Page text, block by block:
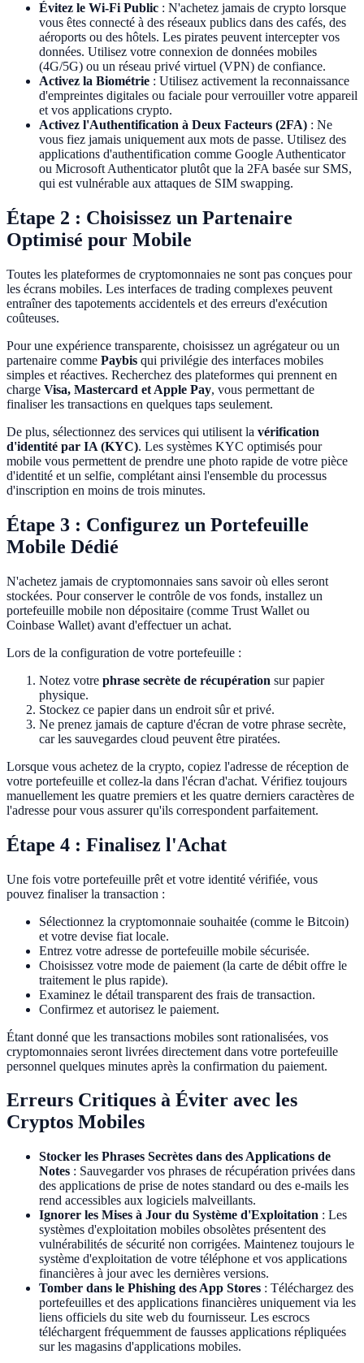
Évitez le Wi-Fi Public : N'achetez jamais de crypto lorsque
vous êtes connecté à des réseaux publics dans des cafés, des
aéroports ou des hôtels. Les pirates peuvent intercepter vos
données. Utilisez votre connexion de données mobiles
(4G/5G) ou un réseau privé virtuel (VPN) de confiance.
Activez la Biométrie : Utilisez activement la reconnaissance
d'empreintes digitales ou faciale pour verrouiller votre appareil
et vos applications crypto.
Activez l'Authentification à Deux Facteurs (2FA) : Ne
vous fiez jamais uniquement aux mots de passe. Utilisez des
applications d'authentification comme Google Authenticator
ou Microsoft Authenticator plutôt que la 2FA basée sur SMS,
qui est vulnérable aux attaques de SIM swapping.
Étape 2 : Choisissez un Partenaire
Optimisé pour Mobile
Toutes les plateformes de cryptomonnaies ne sont pas conçues pour
les écrans mobiles. Les interfaces de trading complexes peuvent
entraîner des tapotements accidentels et des erreurs d'exécution
coûteuses.
Pour une expérience transparente, choisissez un agrégateur ou un
partenaire comme Paybis qui privilégie des interfaces mobiles
simples et réactives. Recherchez des plateformes qui prennent en
charge Visa, Mastercard et Apple Pay, vous permettant de
finaliser les transactions en quelques taps seulement.
De plus, sélectionnez des services qui utilisent la vérification
d'identité par IA (KYC). Les systèmes KYC optimisés pour
mobile vous permettent de prendre une photo rapide de votre pièce
d'identité et un selfie, complétant ainsi l'ensemble du processus
d'inscription en moins de trois minutes.
Étape 3 : Configurez un Portefeuille
Mobile Dédié
N'achetez jamais de cryptomonnaies sans savoir où elles seront
stockées. Pour conserver le contrôle de vos fonds, installez un
portefeuille mobile non dépositaire (comme Trust Wallet ou
Coinbase Wallet) avant d'effectuer un achat.
Lors de la configuration de votre portefeuille :
Notez votre phrase secrète de récupération sur papier
physique.
Stockez ce papier dans un endroit sûr et privé.
Ne prenez jamais de capture d'écran de votre phrase secrète,
car les sauvegardes cloud peuvent être piratées.
Lorsque vous achetez de la crypto, copiez l'adresse de réception de
votre portefeuille et collez-la dans l'écran d'achat. Vérifiez toujours
manuellement les quatre premiers et les quatre derniers caractères de
l'adresse pour vous assurer qu'ils correspondent parfaitement.
Étape 4 : Finalisez l'Achat
Une fois votre portefeuille prêt et votre identité vérifiée, vous
pouvez finaliser la transaction :
Sélectionnez la cryptomonnaie souhaitée (comme le Bitcoin)
et votre devise fiat locale.
Entrez votre adresse de portefeuille mobile sécurisée.
Choisissez votre mode de paiement (la carte de débit offre le
traitement le plus rapide).
Examinez le détail transparent des frais de transaction.
Confirmez et autorisez le paiement.
Étant donné que les transactions mobiles sont rationalisées, vos
cryptomonnaies seront livrées directement dans votre portefeuille
personnel quelques minutes après la confirmation du paiement.
Erreurs Critiques à Éviter avec les
Cryptos Mobiles
Stocker les Phrases Secrètes dans des Applications de
Notes : Sauvegarder vos phrases de récupération privées dans
des applications de prise de notes standard ou des e-mails les
rend accessibles aux logiciels malveillants.
Ignorer les Mises à Jour du Système d'Exploitation : Les
systèmes d'exploitation mobiles obsolètes présentent des
vulnérabilités de sécurité non corrigées. Maintenez toujours le
système d'exploitation de votre téléphone et vos applications
financières à jour avec les dernières versions.
Tomber dans le Phishing des App Stores : Téléchargez des
portefeuilles et des applications financières uniquement via les
liens officiels du site web du fournisseur. Les escrocs
téléchargent fréquemment de fausses applications répliquées
sur les magasins d'applications mobiles.